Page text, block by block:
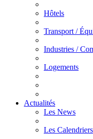
Hôtels
Transport /
Industries /
Logements
Actualités
Les News
Les Calendriers